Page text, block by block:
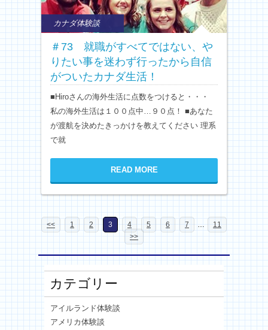
カナダ体験談
＃73 就職がすべてではない、や
りたい事を迷わず行ったから自信
がついたカナダ生活！
■Hiroさんの海外生活に点数をつけると・・・
私の海外生活は１００点中…９０点！ ■あなた
が渡航を決めたきっかけを教えてください 理系
で就
READ MORE
<< 1 2 3 4 5 6 7 …
11
>>
カテゴリー
アイルランド体験談
アメリカ体験談